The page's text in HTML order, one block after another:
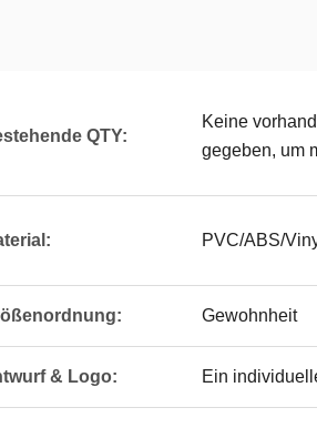
QTY:
Keine
gegeben, um
PVC/ABS/
Gewohnheit
& Logo: Ein